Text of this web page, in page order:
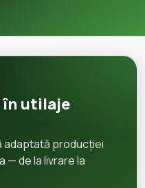
în utilaje
producției
— de la livrare la